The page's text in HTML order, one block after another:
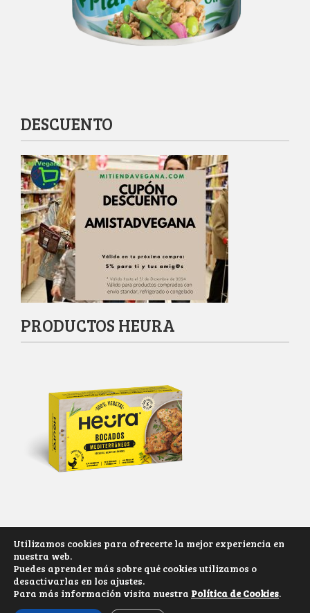
DESCUENTO
PRODUCTOS HEURA
Derechos reservados 2017-2025
MI TIENDA VEGANA.COM
Utilizamos cookies para ofrecerte la mejor experiencia en
nuestra web.
Puedes aprender más sobre qué cookies utilizamos o
desactivarlas en los ajustes.
Para más información visita nuestra Política de Cookies.